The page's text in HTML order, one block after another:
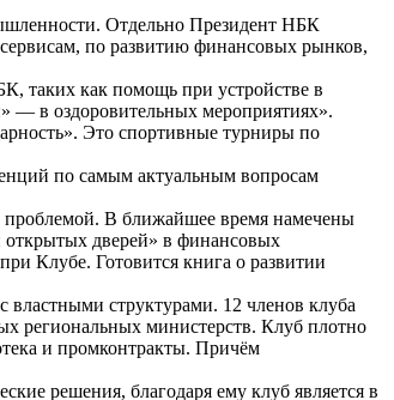
Отдельно Президент НБК
по развитию финансовых рынков,
таких как помощь при устройстве в
— в оздоровительных мероприятиях».
Это спортивные турниры по
по самым актуальным вопросам
проблемой. В ближайшее время намечены
открытых дверей» в финансовых
Клубе. Готовится книга о развитии
структурами. 12 членов клуба
региональных министерств. Клуб плотно
и промконтракты. Причём
решения, благодаря ему клуб является в